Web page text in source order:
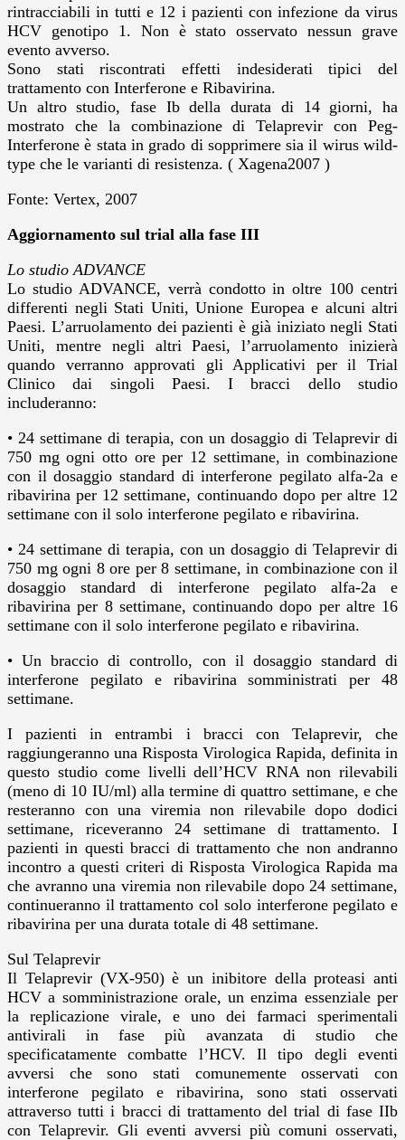
rintracciabili in tutti e 12 i pazienti con infezione da virus
HCV genotipo 1. Non è stato osservato nessun grave
evento avverso.
Sono stati riscontrati effetti indesiderati tipici del
trattamento con Interferone e Ribavirina.
Un altro studio, fase Ib della durata di 14 giorni, ha
mostrato che la combinazione di Telaprevir con Peg-
Interferone è stata in grado di sopprimere sia il wirus wild-
type che le varianti di resistenza. ( Xagena2007 )
Fonte: Vertex, 2007
Aggiornamento sul trial alla fase III
Lo studio ADVANCE
Lo studio ADVANCE, verrà condotto in oltre 100 centri
differenti negli Stati Uniti, Unione Europea e alcuni altri
Paesi. L’arruolamento dei pazienti è già iniziato negli Stati
Uniti, mentre negli altri Paesi, l’arruolamento inizierà
quando verranno approvati gli Applicativi per il Trial
Clinico dai singoli Paesi. I bracci dello studio
includeranno:
• 24 settimane di terapia, con un dosaggio di Telaprevir di
750 mg ogni otto ore per 12 settimane, in combinazione
con il dosaggio standard di interferone pegilato alfa-2a e
ribavirina per 12 settimane, continuando dopo per altre 12
settimane con il solo interferone pegilato e ribavirina.
• 24 settimane di terapia, con un dosaggio di Telaprevir di
750 mg ogni 8 ore per 8 settimane, in combinazione con il
dosaggio standard di interferone pegilato alfa-2a e
ribavirina per 8 settimane, continuando dopo per altre 16
settimane con il solo interferone pegilato e ribavirina.
• Un braccio di controllo, con il dosaggio standard di
interferone pegilato e ribavirina somministrati per 48
settimane.
I pazienti in entrambi i bracci con Telaprevir, che
raggiungeranno una Risposta Virologica Rapida, definita in
questo studio come livelli dell’HCV RNA non rilevabili
(meno di 10 IU/ml) alla termine di quattro settimane, e che
resteranno con una viremia non rilevabile dopo dodici
settimane, riceveranno 24 settimane di trattamento. I
pazienti in questi bracci di trattamento che non andranno
incontro a questi criteri di Risposta Virologica Rapida ma
che avranno una viremia non rilevabile dopo 24 settimane,
continueranno il trattamento col solo interferone pegilato e
ribavirina per una durata totale di 48 settimane.
Sul Telaprevir
Il Telaprevir (VX-950) è un inibitore della proteasi anti
HCV a somministrazione orale, un enzima essenziale per
la replicazione virale, e uno dei farmaci sperimentali
antivirali in fase più avanzata di studio che
specificatamente combatte l’HCV. Il tipo degli eventi
avversi che sono stati comunemente osservati con
interferone pegilato e ribavirina, sono stati osservati
attraverso tutti i bracci di trattamento del trial di fase IIb
con Telaprevir. Gli eventi avversi più comuni osservati,